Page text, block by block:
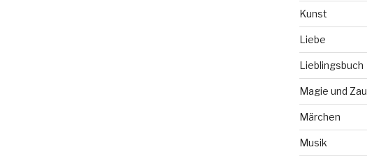
Kunst
Liebe
Lieblingsbuch
Magie und
Märchen
Musik